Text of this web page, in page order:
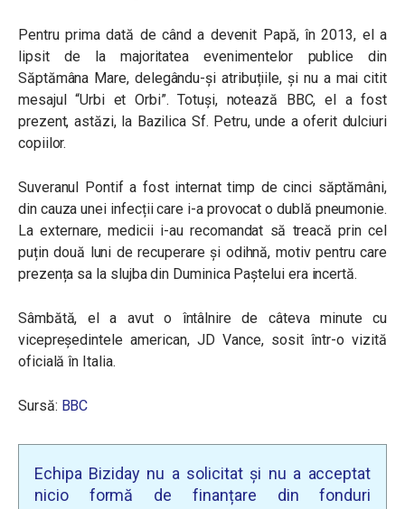
Pentru prima dată de când a devenit Papă, în 2013, el a
lipsit de la majoritatea evenimentelor publice din
Săptămâna Mare, delegându-și atribuțiile, și nu a mai citit
mesajul “Urbi et Orbi”. Totuși, notează BBC, el a fost
prezent, astăzi, la Bazilica Sf. Petru, unde a oferit dulciuri
copiilor.
Suveranul Pontif a fost internat timp de cinci săptămâni,
din cauza unei infecții care i-a provocat o dublă pneumonie.
La externare, medicii i-au recomandat să treacă prin cel
puțin două luni de recuperare și odihnă, motiv pentru care
prezența sa la slujba din Duminica Paștelui era incertă.
Sâmbătă, el a avut o întâlnire de câteva minute cu
vicepreședintele american, JD Vance, sosit într-o vizită
oficială în Italia.
Sursă: BBC
Echipa Biziday nu a solicitat și nu a acceptat
nicio formă de finanțare din fonduri